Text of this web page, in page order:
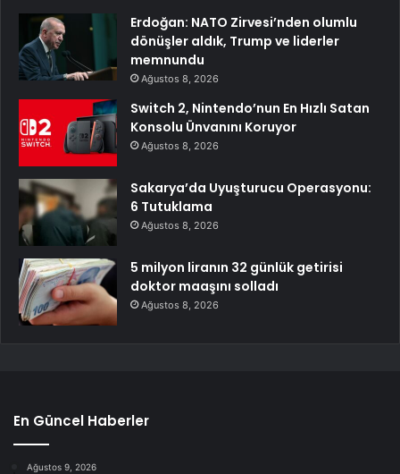
Erdoğan: NATO Zirvesi’nden olumlu
dönüşler aldık, Trump ve liderler
memnundu
Ağustos 8, 2026
Switch 2, Nintendo’nun En Hızlı Satan
Konsolu Ünvanını Koruyor
Ağustos 8, 2026
Sakarya’da Uyuşturucu Operasyonu:
6 Tutuklama
Ağustos 8, 2026
5 milyon liranın 32 günlük getirisi
doktor maaşını solladı
Ağustos 8, 2026
En Güncel Haberler
Ağustos 9, 2026